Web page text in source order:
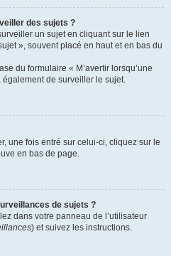
des sujets ?
un sujet en cliquant sur le lien
», souvent placé en haut et en bas du
du formulaire « M’avertir lorsqu’une
de surveiller le sujet.
une fois entré sur celui-ci, cliquez sur le
en bas de page.
de sujets ?
dans votre panneau de l’utilisateur
) et suivez les instructions.